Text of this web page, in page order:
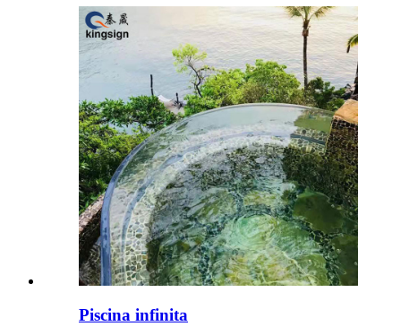
Piscina infinita